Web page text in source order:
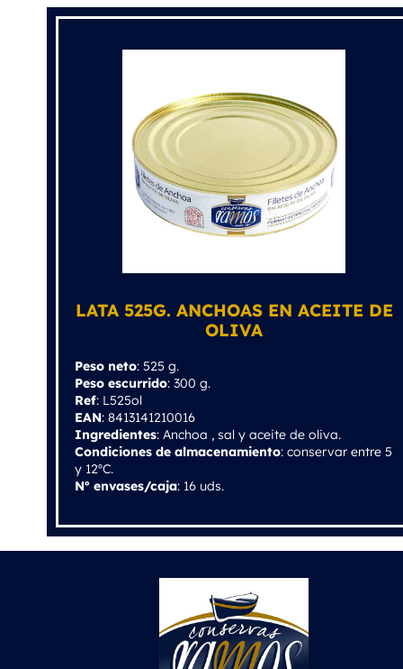
LATA 525G. ANCHOAS EN ACEITE DE
OLIVA
Peso neto: 525 g.
Peso escurrido: 300 g.
Ref: L525ol
EAN: 8413141210016
Ingredientes: Anchoa , sal y aceite de oliva.
Condiciones de almacenamiento: conservar entre 5
y 12ºC.
Nº envases/caja: 16 uds.